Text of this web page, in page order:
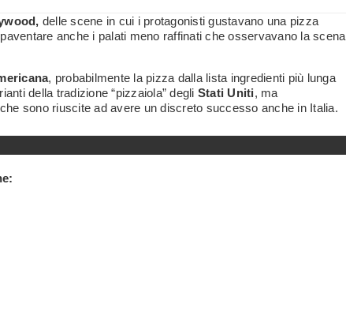
delle scene in cui i protagonisti gustavano una pizza
anche i palati meno raffinati che osservavano la scena
, probabilmente la pizza dalla lista ingredienti più lunga
della tradizione “pizzaiola” degli Stati Uniti, ma
sono riuscite ad avere un discreto successo anche in Italia.